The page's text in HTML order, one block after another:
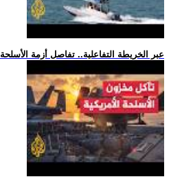
.. عبر الخريطة التفاعلية.. تفاصل أزمة